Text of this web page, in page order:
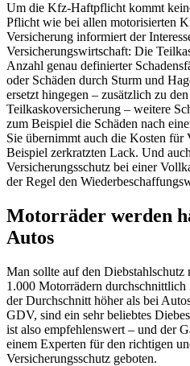
Um die Kfz-Haftpflicht kommt
Pflicht wie bei allen motorisierten
Versicherung informiert der
Versicherungswirtschaft: Die
Anzahl genau definierter
oder Schäden durch Sturm und
ersetzt hingegen – zusätzlich zu
Teilkaskoversicherung – weitere
zum Beispiel die Schäden nach
Sie übernimmt auch die Kosten für
Beispiel zerkratzten Lack. Und
Versicherungsschutz bei einer
der Regel den
Motorräder werden
Autos
Man sollte auf den
1.000 Motorrädern
der Durchschnitt höher als bei
GDV, sind ein sehr beliebtes
ist also empfehlenswert – und der
einem Experten für den richtigen
Versicherungsschutz geboten.